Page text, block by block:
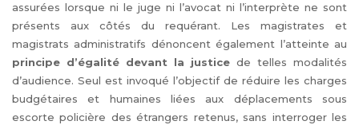
assurées lorsque ni le juge ni l’avocat ni l’interprète ne sont
présents aux côtés du requérant. Les magistrates et
magistrats administratifs dénoncent également l’atteinte au
principe d’égalité devant la justice de telles modalités
d’audience. Seul est invoqué l’objectif de réduire les charges
budgétaires et humaines liées aux déplacements sous
escorte policière des étrangers retenus, sans interroger les